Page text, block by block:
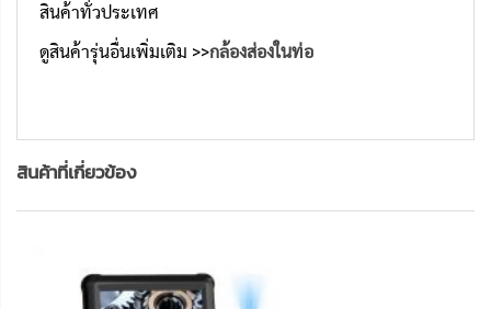
สินค้าทั่วประเทศ
ดูสินค้ารุ่นอื่นเพิ่มเติม >>กล้องส่องในท่อ
สินค้าที่เกี่ยวข้อง